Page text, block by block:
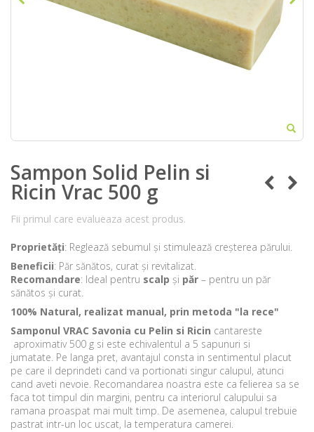
Sampon Solid Pelin si
Ricin Vrac 500 g
Fii primul care evalueaza acest produs.
Proprietăți: Reglează sebumul și stimulează creșterea părului.
Beneficii: Păr sănătos, curat și revitalizat.
Recomandare: Ideal pentru scalp și păr – pentru un păr
sănătos și curat.
100% Natural, realizat manual, prin metoda "la rece"
Samponul VRAC Savonia cu Pelin si Ricin cantareste
aproximativ 500 g si este echivalentul a 5 sapunuri si
jumatate. Pe langa pret, avantajul consta in sentimentul placut
pe care il deprindeti cand va portionati singur calupul, atunci
cand aveti nevoie. Recomandarea noastra este ca felierea sa se
faca tot timpul din margini, pentru ca interiorul calupului sa
ramana proaspat mai mult timp. De asemenea, calupul trebuie
pastrat intr-un loc uscat, la temperatura camerei.